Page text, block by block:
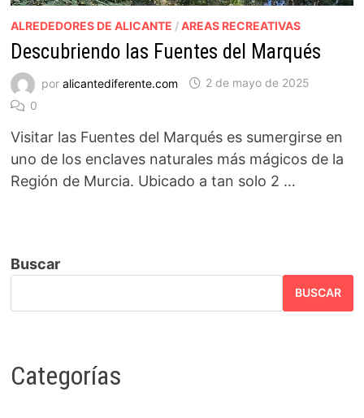
ALREDEDORES DE ALICANTE /AREAS RECREATIVAS
Descubriendo las Fuentes del Marqués
por alicantediferente.com
2 de mayo de 2025
0
Visitar las Fuentes del Marqués es sumergirse en
uno de los enclaves naturales más mágicos de la
Región de Murcia. Ubicado a tan solo 2 …
Buscar
BUSCAR
Categorías